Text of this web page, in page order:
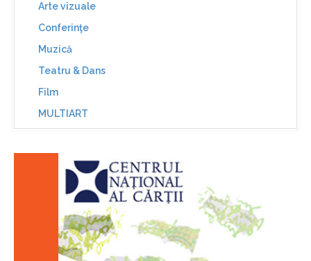
Arte vizuale
Conferinţe
Muzică
Teatru & Dans
Film
MULTIART